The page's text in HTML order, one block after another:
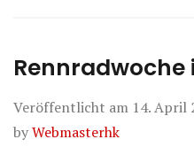
Veröffentlicht am 14. April
byWebmasterhk